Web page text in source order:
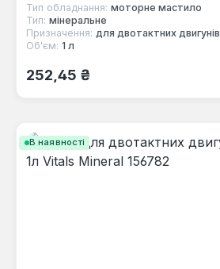
Тип обладнання: моторне мастило
Тип: мінеральне
Призначення: для двотактних двигунів
Об'єм: 1 л
Звичайна ціна:
252,45 ₴
В наявності